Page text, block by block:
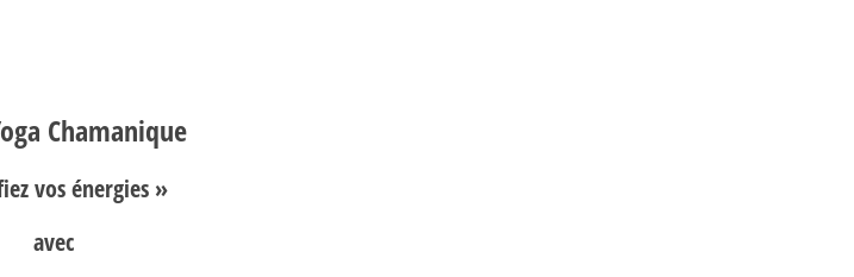
Chamanique
vos énergies »
avec